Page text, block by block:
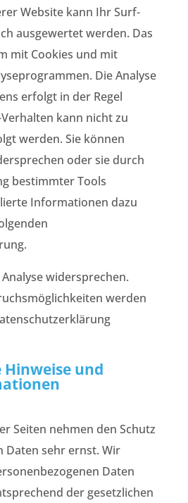
Website kann Ihr Surf-
ausgewertet werden. Das
mit Cookies und mit
Die Analyse
erfolgt in der Regel
kann nicht zu
werden. Sie können
oder sie durch
bestimmter Tools
Informationen dazu
widersprechen.
werden
Hinweise und
Seiten nehmen den Schutz
Daten sehr ernst. Wir
Daten
der gesetzlichen